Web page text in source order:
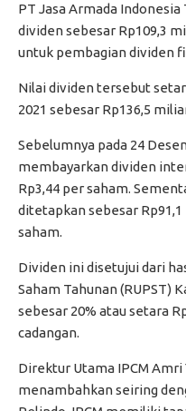
PT Jasa Armada
dividen sebesar Rp109,3
untuk pembagian dividen
Nilai dividen tersebut
2021 sebesar Rp136,5
Sebelumnya pada 24
membayarkan dividen
Rp3,44 per saham.
ditetapkan sebesar
saham.
Dividen ini disetujui dari
Saham Tahunan (RUPST)
sebesar 20% atau setara
cadangan.
Direktur Utama IPCM
menambahkan seiring